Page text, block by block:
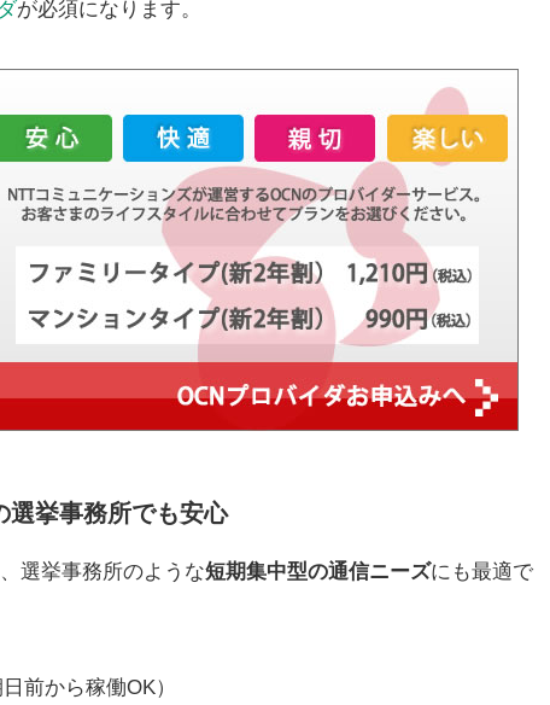
が必須になります。
選挙事務所でも安心
選挙事務所のような短期集中型の通信ニーズにも最適で
前から稼働OK）